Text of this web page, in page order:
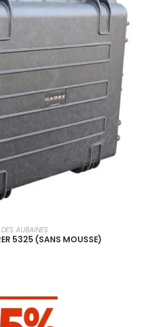
PLUS
AUBAINES
5325 (SANS MOUSSE)